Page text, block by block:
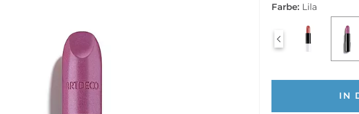
Farbe: Lila
IN